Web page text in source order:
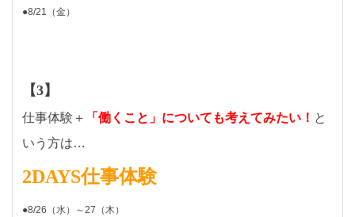
●8/21（金）
【3】
仕事体験＋ 「働くこと」についても考えてみたい！ と
いう方は…
2DAYS仕事体験
●8/26（水）～27（木）